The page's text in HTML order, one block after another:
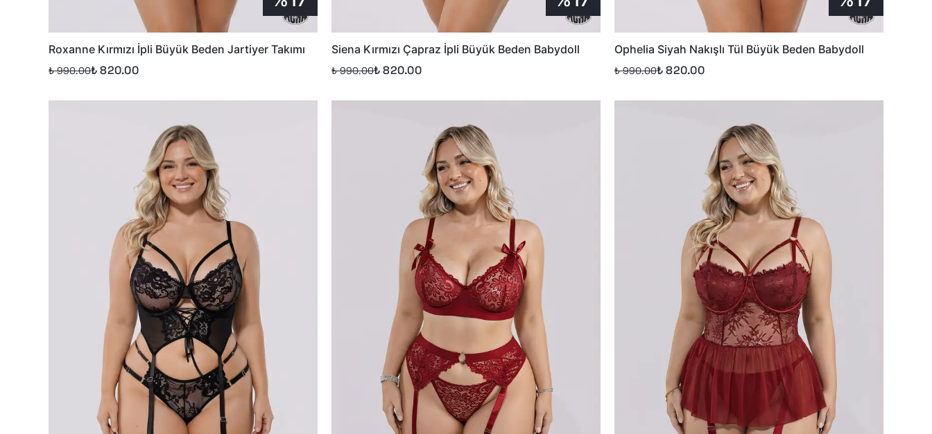
Roxanne Kırmızı İpli Büyük Beden Jartiyer Takımı
₺ 990.00₺ 820.00
Siena Kırmızı Çapraz İpli Büyük Beden Babydoll
₺ 990.00₺ 820.00
Ophelia Siyah Nakışlı Tül Büyük Beden Babydoll
₺ 990.00₺ 820.00